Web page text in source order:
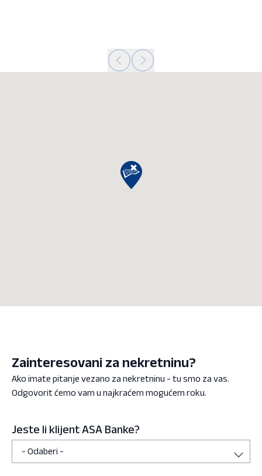
Zainteresovani za nekretninu?
Ako imate pitanje vezano za nekretninu - tu smo za vas.
Odgovorit ćemo vam u najkraćem mogućem roku.
Jeste li klijent ASA Banke?